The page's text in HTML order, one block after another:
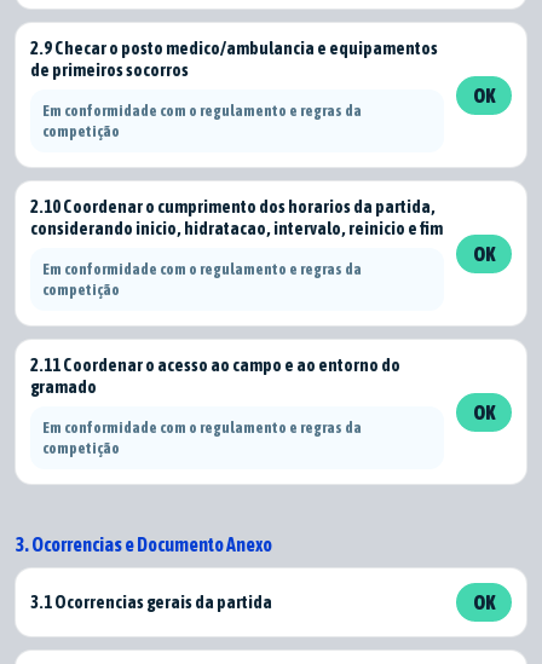
2.9 Checar o posto medico/ambulancia e equipamentos
de primeiros socorros
Em conformidade com o regulamento e regras da
competição
OK
2.10 Coordenar o cumprimento dos horarios da partida,
considerando inicio, hidratacao, intervalo, reinicio e fim
Em conformidade com o regulamento e regras da
competição
OK
2.11 Coordenar o acesso ao campo e ao entorno do
gramado
Em conformidade com o regulamento e regras da
competição
OK
3. Ocorrencias e Documento Anexo
3.1 Ocorrencias gerais da partida OK